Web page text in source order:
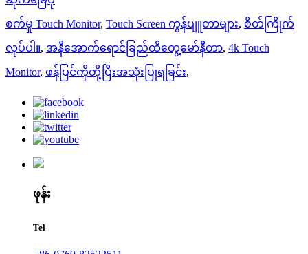
စက်မှု Touch Monitor, Touch Screen ကွန်ပျူတာများ, စိတ်ကြိုက်
လုပ်ပါ။, အနီအောက်ရောင်ခြည်ထိတွေ့မော်နီတာ, 4k Touch
Monitor, ဖန်ပြင်ကိုတို့ပြီးအသုံးပြုရခြင်း,
ဖုန်း
Tel